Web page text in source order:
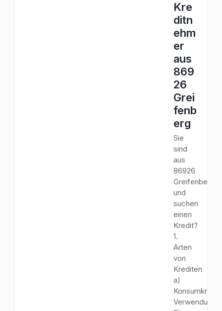
Kre
ditn
ehm
er
aus
869
26
Grei
fenb
erg
Sie
sind
aus
86926
Greifenberg
und
suchen
einen
Kredit?
1.
Arten
von
Krediten
a)